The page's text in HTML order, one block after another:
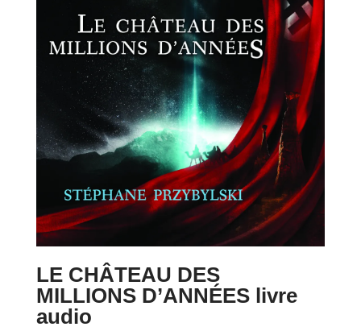
LE CHÂTEAU DES
MILLIONS D’ANNÉES livre
audio